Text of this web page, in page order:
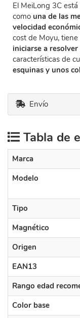
El MeiLong 3C
como una de las
velocidad
cost de Moyu,
iniciarse a
características de
esquinas y unos
Envío
Tabla de
Marca
Modelo
Tipo
Magnético
Origen
EAN13
Rango edad
Color base